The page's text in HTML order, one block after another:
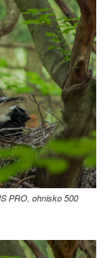
PRO, ohnisko 500